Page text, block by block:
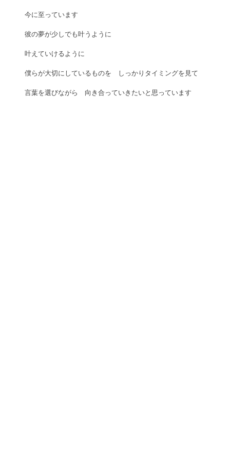
今に至っています
彼の夢が少しでも叶うように
叶えていけるように
僕らが大切にしているものを　しっかりタイミングを見て
言葉を選びながら　向き合っていきたいと思っています